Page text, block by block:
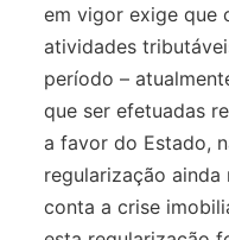
em vigor exige que
atividades
período –
que ser efetuadas
a favor do Estado,
regularização
conta a crise